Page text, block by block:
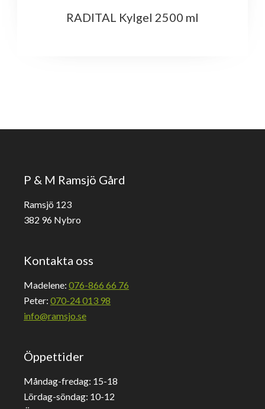
RADITAL Kylgel 2500 ml
P & M Ramsjö Gård
Ramsjö 123
382 96 Nybro
Kontakta oss
Madelene: 076-866 66 76
Peter: 070-24 013 98
info@ramsjo.se
Öppettider
Måndag-fredag: 15-18
Lördag-söndag: 10-12